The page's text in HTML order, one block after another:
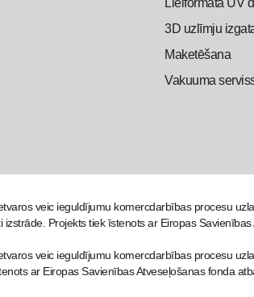
Lielformāta UV
3D uzlīmju
Maketēšana
Vakuuma
veic ieguldījumu komercdarbības procesu
Projekts tiek īstenots ar Eiropas
veic ieguldījumu komercdarbības procesu
ar Eiropas Savienības Atveseļošanas fonda